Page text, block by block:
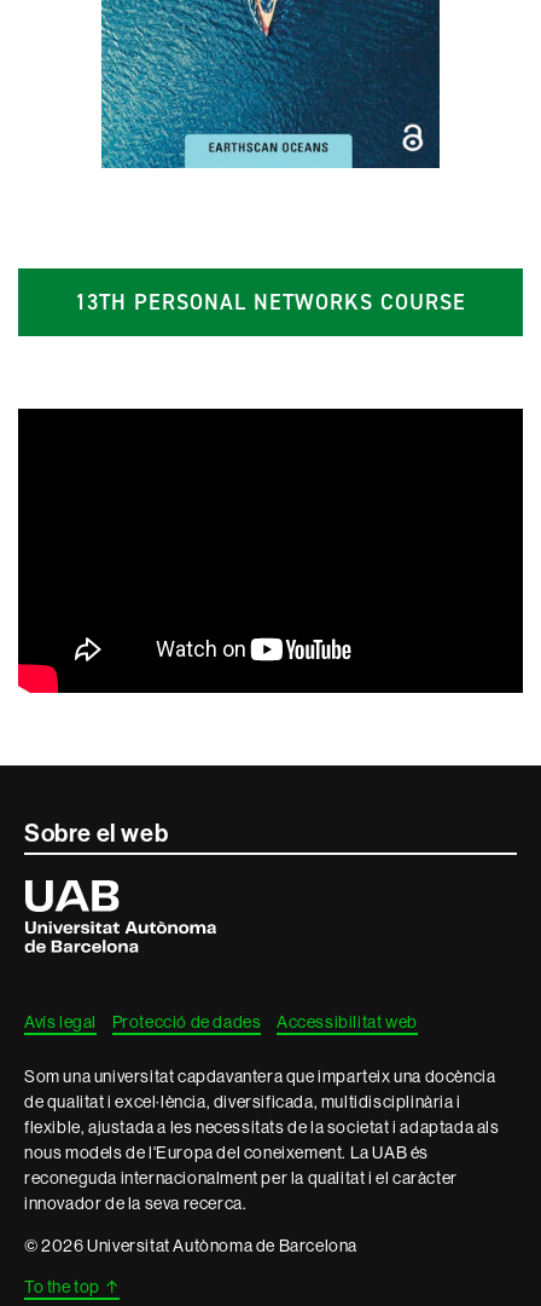
13TH PERSONAL NETWORKS COURSE
Contacte
informació
legal
Sobre el web
Universitat
Autònoma
de
Barcelona
Avís legal Protecció de dades Accessibilitat web
Som una universitat capdavantera que imparteix una docència
de qualitat i excel·lència, diversificada, multidisciplinària i
flexible, ajustada a les necessitats de la societat i adaptada als
nous models de l'Europa del coneixement. La UAB és
reconeguda internacionalment per la qualitat i el caràcter
innovador de la seva recerca.
© 2026 Universitat Autònoma de Barcelona
To the top ↑